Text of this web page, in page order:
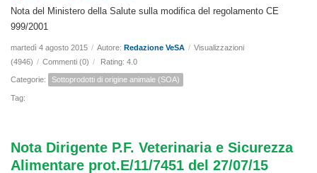
Nota del Ministero della Salute sulla modifica del regolamento CE
999/2001
martedì 4 agosto 2015 / Autore: Redazione VeSA / Visualizzazioni
(4946) / Commenti (0) / Rating: 4.0
Categorie: Sottoprodotti di origine animale (SOA)
Tag:
Nota Dirigente P.F. Veterinaria e Sicurezza
Alimentare prot.E/11/7451 del 27/07/15